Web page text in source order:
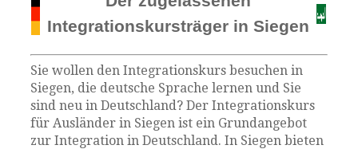
Integrationskursträger in Siegen
Sie wollen den Integrationskurs besuchen in
Siegen, die deutsche Sprache lernen und Sie
sind neu in Deutschland? Der Integrationskurs
für Ausländer in Siegen ist ein Grundangebot
zur Integration in Deutschland. In Siegen bieten